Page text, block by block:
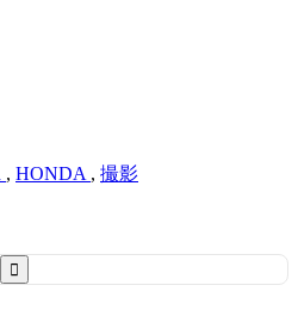
, HONDA , 撮影